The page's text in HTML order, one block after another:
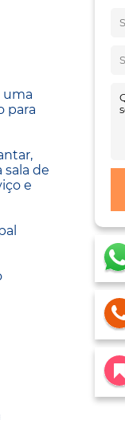
uma
para
de
e